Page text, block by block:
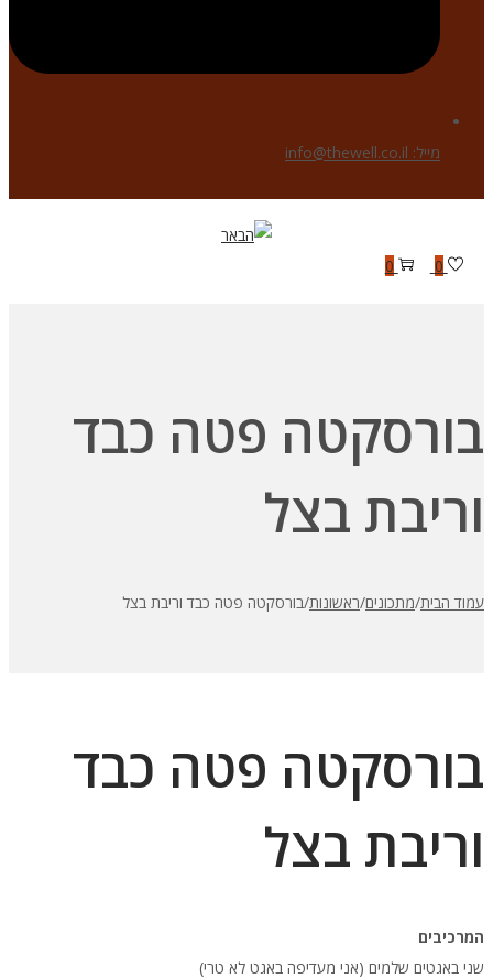
מייל: info@thewell.co.il
to
to
0
0
בורסקטה פטה כבד
וריבת בצל
עמוד הבית/מתכונים/ראשונות/בורסקטה פטה כבד וריבת בצל
בורסקטה פטה כבד
וריבת בצל
המרכיבים
שני באגטים שלמים (אני מעדיפה באגט לא טרי)